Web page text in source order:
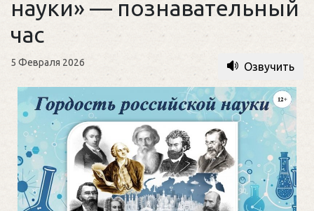
науки» — познавательный
час
5 Февраля 2026 Озвучить